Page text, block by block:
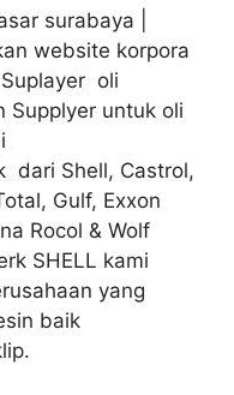
surabaya |
website korpora
oli
Supplyer untuk oli
dari Shell, Castrol,
Gulf, Exxon
Rocol & Wolf
SHELL kami
yang
baik